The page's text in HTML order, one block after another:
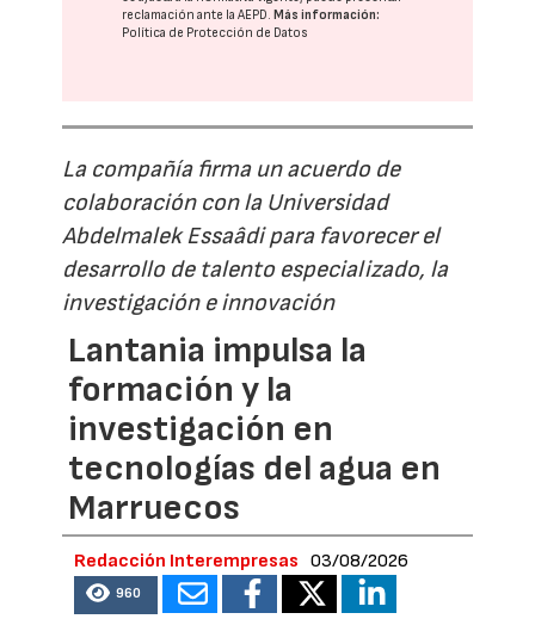
reclamación ante laAEPD.Más información:
Política de Protección de Datos
La compañía firma un acuerdo de
colaboración con la Universidad
Abdelmalek Essaâdi para favorecer el
desarrollo de talento especializado, la
investigación e innovación
Lantania impulsa la
formación y la
investigación en
tecnologías del agua en
Marruecos
Redacción Interempresas 03/08/2026
960